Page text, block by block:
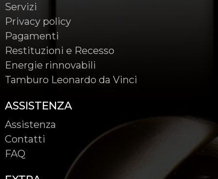
Servizi
Privacy policy
Pagamenti
Restituzioni e Recesso
Energie rinnovabili
Tamburo Leonardo da Vinci
ASSISTENZA
Assistenza
Contatti
FAQ